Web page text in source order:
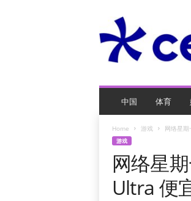
O
游
中国 体育
Home 游戏 网络星
游戏
网络星
Ultra 便